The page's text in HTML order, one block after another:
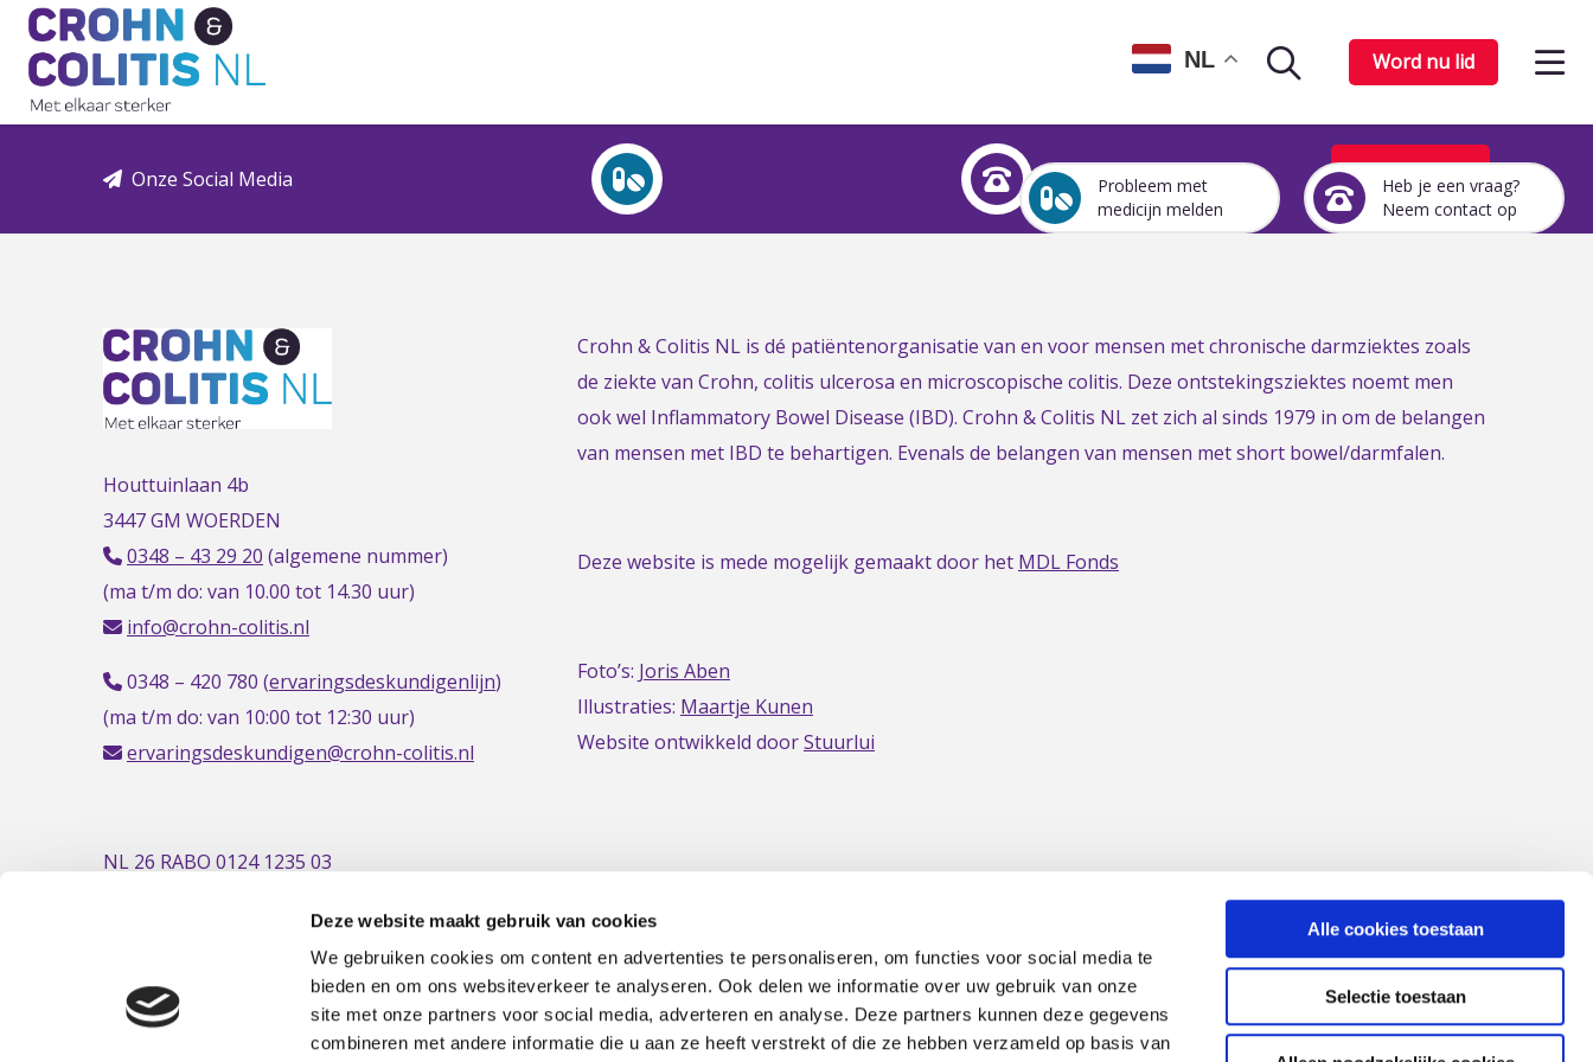
Deze website maakt gebruik van cookies
We gebruiken cookies om content en advertenties te personaliseren, om functies voor social media te
bieden en om ons websiteverkeer te analyseren. Ook delen we informatie over uw gebruik van onze
site met onze partners voor social media, adverteren en analyse. Deze partners kunnen deze gegevens
combineren met andere informatie die u aan ze heeft verstrekt of die ze hebben verzameld op basis van
Alle cookies toestaan
Selectie toestaan
Over Crohn en colitis (IBD)
Leven met
Voor professionals
Word nu lid
Zoekpagina
NL
Probleem met
medicijn melden
medicijn
Heb je een vraag?
Neem contact op
je
Onze Social Media Word nu lid
Link
homepage
Houttuinlaan 4b
3447 GM WOERDEN
0348 – 43 29 20 (algemene nummer)
(ma t/m do: van 10.00 tot 14.30 uur)
info@crohn-colitis.nl
0348 – 420 780 (ervaringsdeskundigenlijn)
(ma t/m do: van 10:00 tot 12:30 uur)
ervaringsdeskundigen@crohn-colitis.nl
NL 26 RABO 0124 1235 03
Crohn & Colitis NL is dé patiëntenorganisatie van en voor mensen met chronische darmziektes zoals
de ziekte van Crohn, colitis ulcerosa en microscopische colitis. Deze ontstekingsziektes noemt men
ook wel Inflammatory Bowel Disease (IBD). Crohn & Colitis NL zet zich al sinds 1979 in om de belangen
van mensen met IBD te behartigen. Evenals de belangen van mensen met short bowel/darmfalen.
Deze website is mede mogelijk gemaakt door het MDL Fonds
Foto’s: Joris Aben
Illustraties: Maartje Kunen
Website ontwikkeld doorStuurlui
Privacy|Disclaimer